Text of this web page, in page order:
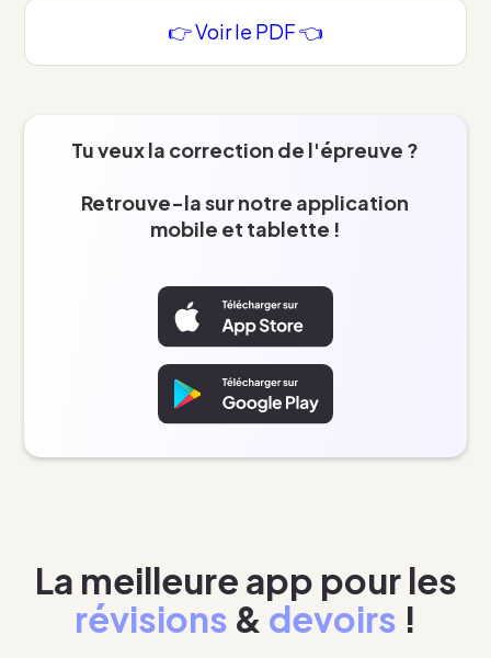
👉 Voir le PDF 👈
Tu veux la correction de l'épreuve ?
Retrouve-la sur notre application
mobile et tablette !
La meilleure app pour les
révisions & devoirs !